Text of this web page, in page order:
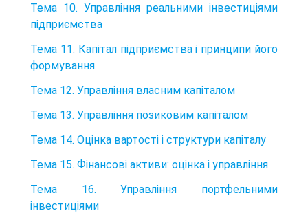
Тема 10. Управління реальними інвестиціями
підприємства
Тема 11. Капітал підприємства і принципи його
формування
Тема 12. Управління власним капіталом
Тема 13. Управління позиковим капіталом
Тема 14. Оцінка вартості і структури капіталу
Тема 15. Фінансові активи: оцінка і управління
Тема 16. Управління портфельними
інвестиціями